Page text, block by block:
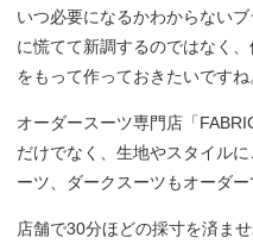
いつ必要になるかわからない
に慌てて新調するのではなく
をもって作っておきたいですね
オーダースーツ専門店「
だけでなく、生地やスタイル
ーツ、ダークスーツもオーダー
店舗で30分ほどの採寸を済ま